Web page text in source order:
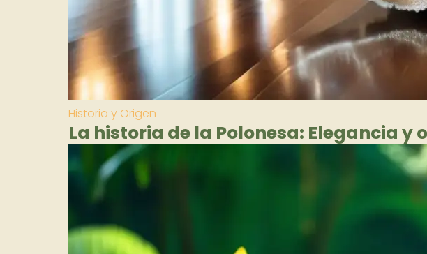
Historia y Origen
La historia de la Polonesa: Elegancia y